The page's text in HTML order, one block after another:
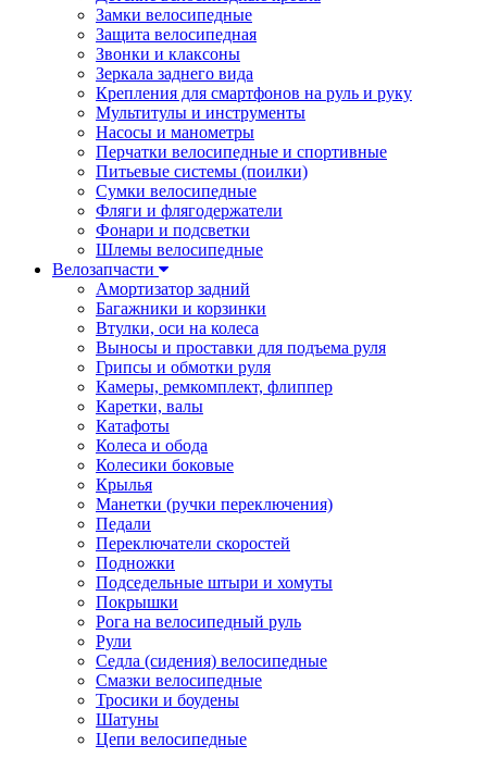
Замки велосипедные
Защита велосипедная
Звонки и клаксоны
Зеркала заднего вида
Крепления для смартфонов на руль и руку
Мультитулы и инструменты
Насосы и манометры
Перчатки велосипедные и спортивные
Питьевые системы (поилки)
Сумки велосипедные
Фляги и флягодержатели
Фонари и подсветки
Шлемы велосипедные
Велозапчасти
Амортизатор задний
Багажники и корзинки
Втулки, оси на колеса
Выносы и проставки для подъема руля
Грипсы и обмотки руля
Камеры, ремкомплект, флиппер
Каретки, валы
Катафоты
Колеса и обода
Колесики боковые
Крылья
Манетки (ручки переключения)
Педали
Переключатели скоростей
Подножки
Подседельные штыри и хомуты
Покрышки
Рога на велосипедный руль
Рули
Седла (сидения) велосипедные
Смазки велосипедные
Тросики и боудены
Шатуны
Цепи велосипедные